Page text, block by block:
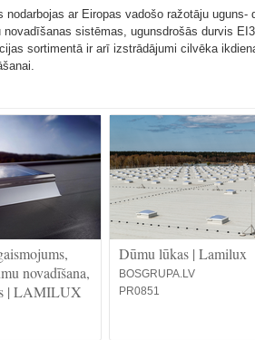
nodarbojas ar Eiropas vadošo ražotāju
novadīšanas sistēmas, ugunsdrošās durvis
sortimentā ir arī izstrādājumi cilvēka
novadīšana,
| LAMILUX
Dūmu lūkas | Lamilux
BOSGRUPA.LV
PR0851